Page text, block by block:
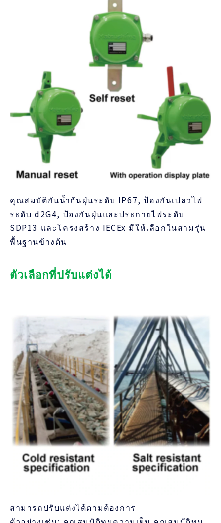
คุณสมบัติกันน้ำกันฝุ่นระดับ IP67, ป้องกันเปลวไฟ
ระดับ d2G4, ป้องกันฝุ่นและประกายไฟระดับ
SDP13 และโครงสร้าง IECEx มีให้เลือกในสามรุ่น
พื้นฐานข้างต้น
ตัวเลือกที่ปรับแต่งได้
สามารถปรับแต่งได้ตามต้องการ